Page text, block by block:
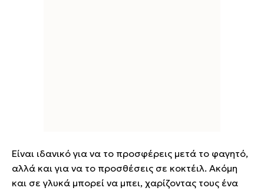
Είναι ιδανικό για να το προσφέρεις μετά το φαγητό,
αλλά και για να το προσθέσεις σε κοκτέιλ. Ακόμη
και σε γλυκά μπορεί να μπει, χαρίζοντας τους ένα